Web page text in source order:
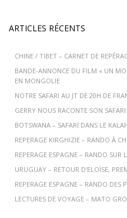
ARTICLES RÉCENTS
CHINE / TIBET – CARNET DE
BANDE-ANNONCE DU FILM « UN
EN MONGOLIE
NOTRE SAFARI AU JT DE 20H DE
GERRY NOUS RACONTE SON
BOTSWANA – SAFARI DANS LE
REPERAGE KIRGHIZIE – RANDO À
REPERAGE ESPAGNE – RANDO SUR
URUGUAY – RETOUR D’ELOÏSE,
REPERAGE ESPAGNE – RANDO DES
LECTURES DE VOYAGE – MATO